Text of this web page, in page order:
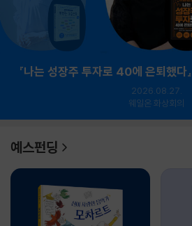
『나는 성장주 투자로 40에 은퇴했다
2026.08.27.
웨일온 화상회의
예스펀딩